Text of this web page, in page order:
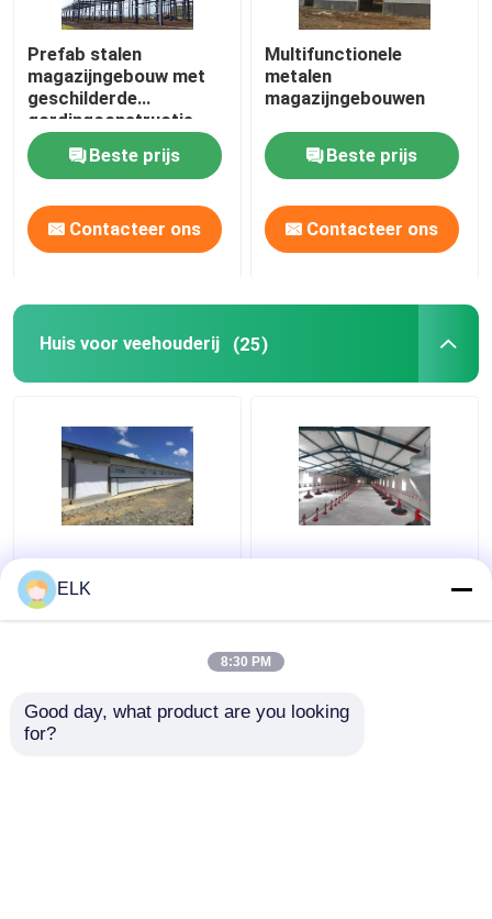
Prefab stalen
magazijngebouw met
geschilderde
gordingconstructie
Beste prijs
Contacteer ons
Multifunctionele
metalen
magazijngebouwen
Beste prijs
Contacteer ons
Huis voor veehouderij (25)
ISO Veehouderijhuis
Prefabrieke
staalconstructie
H sectie staal
staalconstructie
ELK
8:30 PM
Good day, what product are you looking
for?